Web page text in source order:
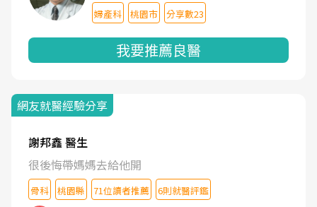
婦產科 桃園市 分享數23
我要推薦良醫
網友就醫經驗分享
謝邦鑫 醫生
很後悔帶媽媽去給他開
骨科 桃園縣 71位讀者推薦 6則就醫評鑑